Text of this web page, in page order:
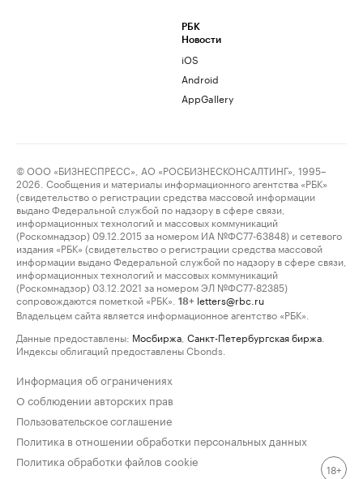
РБК
Новости
iOS
Android
AppGallery
© ООО «БИЗНЕСПРЕСС», АО «РОСБИЗНЕСКОНСАЛТИНГ», 1995–
2026. Сообщения и материалы информационного агентства «РБК»
(свидетельство о регистрации средства массовой информации
выдано Федеральной службой по надзору в сфере связи,
информационных технологий и массовых коммуникаций
(Роскомнадзор) 09.12.2015 за номером ИА №ФС77-63848) и сетевого
издания «РБК» (свидетельство о регистрации средства массовой
информации выдано Федеральной службой по надзору в сфере связи,
информационных технологий и массовых коммуникаций
(Роскомнадзор) 03.12.2021 за номером ЭЛ №ФС77-82385)
сопровождаются пометкой «РБК».
18+ letters@rbc.ru
Владельцем сайта является информационное агентство «РБК».
Данные предоставлены: Мосбиржа Санкт-Петербургская биржа
Индексы облигаций предоставлены Cbonds.
Информация об ограничениях
О соблюдении авторских прав
Пользовательское соглашение
Политика в отношении обработки персональных данных
Политика обработки файлов cookie
18+